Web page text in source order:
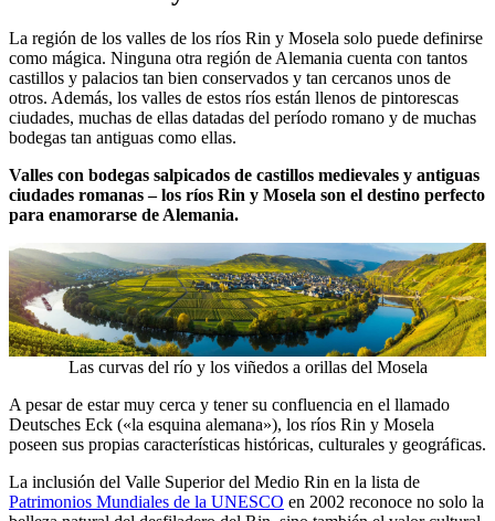
La región de los valles de los ríos Rin y Mosela solo puede definirse
como mágica. Ninguna otra región de Alemania cuenta con tantos
castillos y palacios tan bien conservados y tan cercanos unos de
otros. Además, los valles de estos ríos están llenos de pintorescas
ciudades, muchas de ellas datadas del período romano y de muchas
bodegas tan antiguas como ellas.
Valles con bodegas salpicados de castillos medievales y antiguas
ciudades romanas – los ríos Rin y Mosela son el destino perfecto
para enamorarse de Alemania.
Las curvas del río y los viñedos a orillas del Mosela
A pesar de estar muy cerca y tener su confluencia en el llamado
Deutsches Eck («la esquina alemana»), los ríos Rin y Mosela
poseen sus propias características históricas, culturales y geográficas.
La inclusión del Valle Superior del Medio Rin en la lista de
Patrimonios Mundiales de la UNESCO en 2002 reconoce no solo la